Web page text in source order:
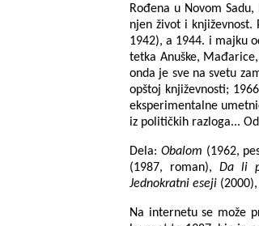
Rođena u Novom
njen život i književnost.
1942), a 1944. i majku
tetka Anuške,
onda je sve na svetu
opštoj književnosti;
eksperimentalne
iz političkih razloga...
Dela: Obalom (1962,
(1987, roman), Da li
Jednokratni eseji (2000),
Na internetu se može